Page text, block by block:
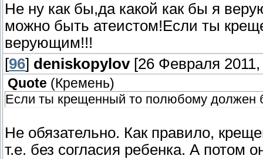
Не ну как бы,да какой как бы я
можно быть атеистом!Если ты
верующим!!!
[96] deniskopylov[26 Февраля 2011,
Quote ( Кремень)
Если ты крещенный то полюбому должен
Не обязательно. Как правило,
т.е. без согласия ребенка. А потом